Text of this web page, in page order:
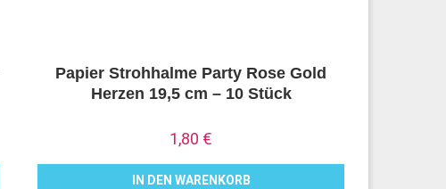
Papier Strohhalme Party Rose Gold
Herzen 19,5 cm – 10 Stück
1,80 €
IN DEN WARENKORB